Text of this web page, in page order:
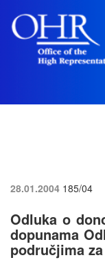
28.01.2004 185/04
Odluka o
dopunama
područjima